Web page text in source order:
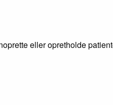
eller opretholde